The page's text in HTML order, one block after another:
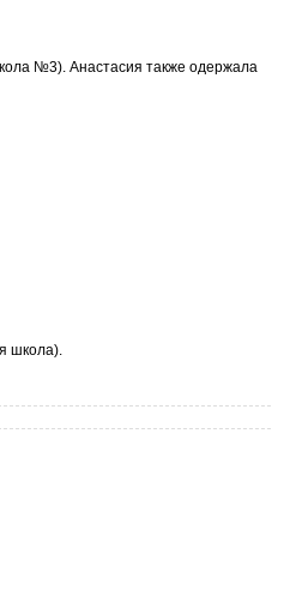
№3). Анастасия также одержала
школа).